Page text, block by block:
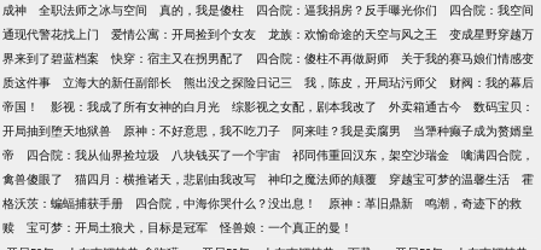
成神
全职法师之冰与空间 真的，我是傻柱 四合院：逼我捐房？反手曝光你们
四合院：我空间
通现代警花找上门
爱情公寓：开局捡到个女友 龙族：欢愉命途的天空与风之王
变成星野穿越万
界来到了碧蓝档案
快穿：宿主又在拐男配了 四合院：傻柱不再做厨师
关于我的赛马娘们情感变
质这件事
立海大的新任副部长 熊出没之探险日记三 我，陈皮，开局玷污师父
财阀：我的幕后
帝国！
影视：我成了所有女神的白月光 综影视之女配，剧本我改了 外卖箱通古今
数码宝贝：
开局抽到堕天地狱兽
原神：不好意思，我不吃刀子 阿来哇？我是卖腐男
当犟种癫子成为赘婿皇
帝
四合院：我从仙界捡垃圾 八块钱买了一个宇宙 祁同伟重回汉东，架空沙瑞金
噙满四合院，
禽兽傻眼了
猫四月：横推诸天，悲剧由我改写 神印之魔法师的颠覆 穿越宝可梦的温馨生活
霍
格沃茨：蝙蝠捕获手册
四合院，中海你哭什么？没出息！ 原神：革旧鼎新
鸣潮，奇迹下的救
赎
宝可梦：开局土狼犬，目标是冠军
怪兽娘：一个真正的曼！